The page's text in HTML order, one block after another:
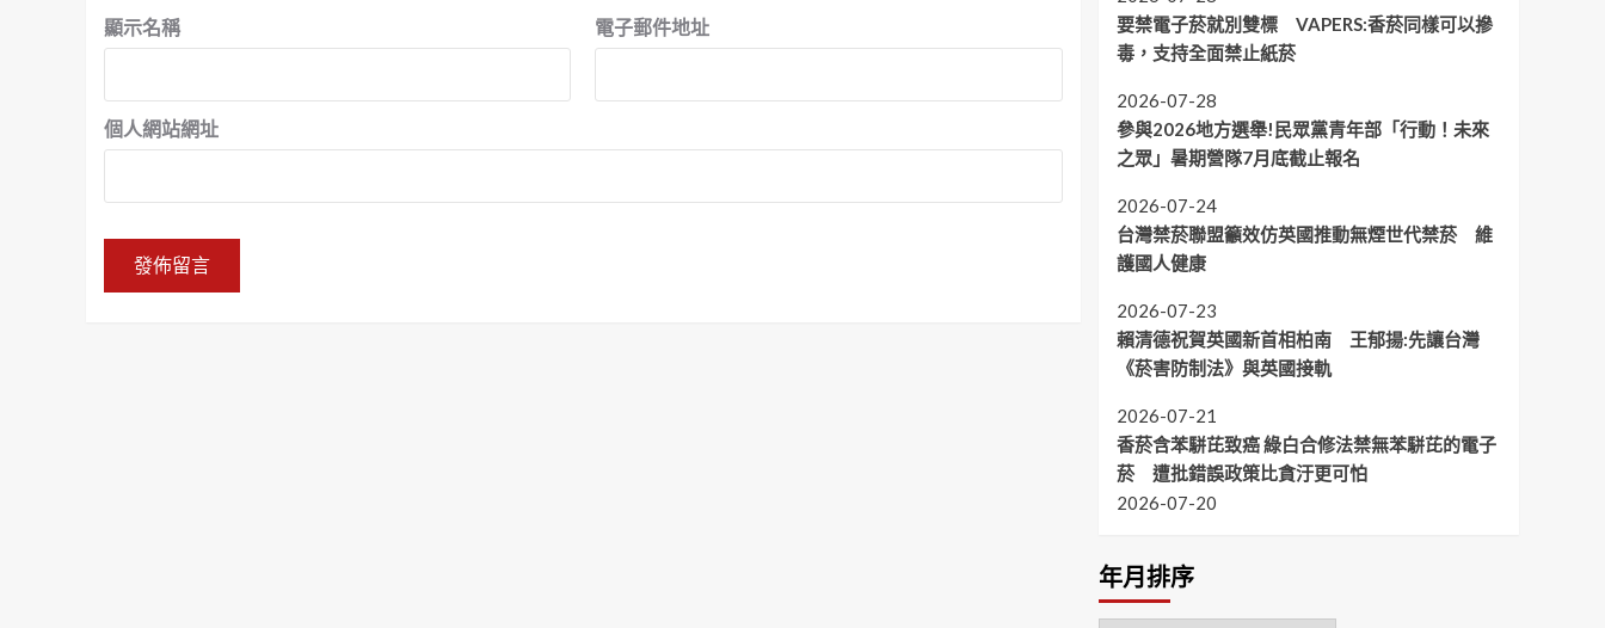
顯示名稱 電子郵件地址
個人網站網址
要禁電子菸就別雙標 VAPERS:香菸同樣可以摻
毒，支持全面禁止紙菸
2026-07-28
參與2026地方選舉!民眾黨青年部「行動！未來
之眾」暑期營隊7月底截止報名
2026-07-24
台灣禁菸聯盟籲效仿英國推動無煙世代禁菸 維
護國人健康
2026-07-23
賴清德祝賀英國新首相柏南 王郁揚:先讓台灣
《菸害防制法》與英國接軌
2026-07-21
香菸含苯駢芘致癌 綠白合修法禁無苯駢芘的電子
菸 遭批錯誤政策比貪汙更可怕
2026-07-20
年月排序